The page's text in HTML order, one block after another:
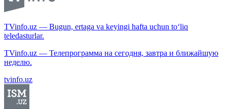
TVinfo.uz — Bugun, ertaga va keyingi hafta uchun to‘liq
teledasturlar.
TVinfo.uz — Телепрограмма на сегодня, завтра и ближайшую
неделю.
tvinfo.uz